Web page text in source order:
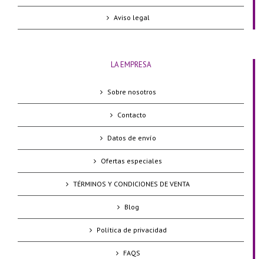
Aviso legal
LA EMPRESA
Sobre nosotros
Contacto
Datos de envío
Ofertas especiales
TÉRMINOS Y CONDICIONES DE VENTA
Blog
Política de privacidad
FAQS